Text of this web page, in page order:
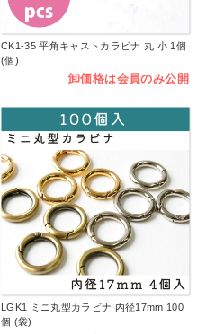
CK1-35 平角キャストカラビナ 丸 小 1個
(個)
卸価格は会員のみ公開
LGK1 ミニ丸型カラビナ 内径17mm 100
個 (袋)